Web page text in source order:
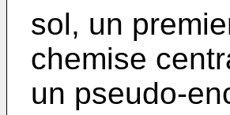
sol, un
chemise
un pseudo-